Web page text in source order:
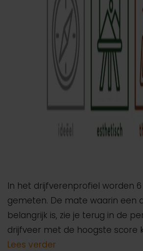
In het drijfverenprofiel worden
gemeten. De mate waarin een
belangrijk is, zie je terug in de
drijfveer met de hoogste score
Lees verder